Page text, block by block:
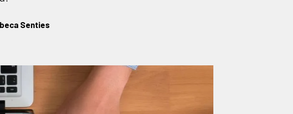
Senties